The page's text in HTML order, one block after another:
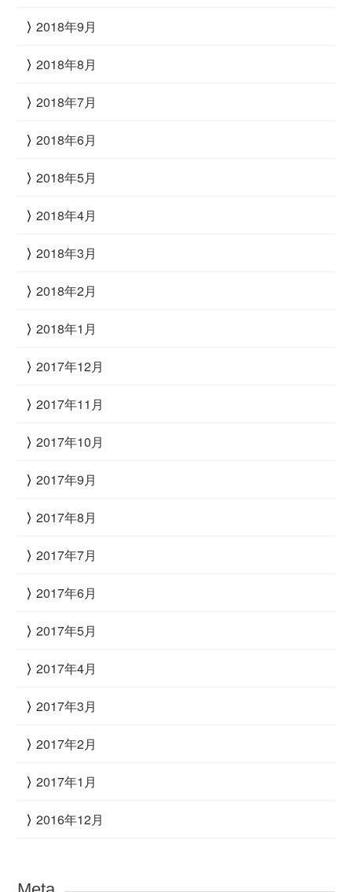
2018年9月
2018年8月
2018年7月
2018年6月
2018年5月
2018年4月
2018年3月
2018年2月
2018年1月
2017年12月
2017年11月
2017年10月
2017年9月
2017年8月
2017年7月
2017年6月
2017年5月
2017年4月
2017年3月
2017年2月
2017年1月
2016年12月